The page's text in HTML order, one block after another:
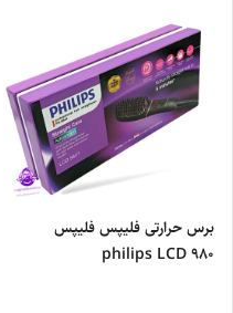
برس حرارتی فلیپس فلیپس
philips LCD 980